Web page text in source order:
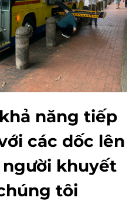
năng tiếp
các dốc lên
khuyết
tôi